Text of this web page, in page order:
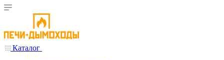
Каталог